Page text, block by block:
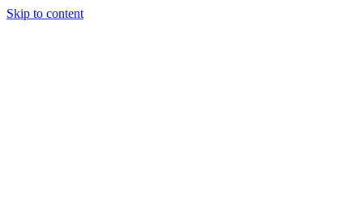
Skip to content